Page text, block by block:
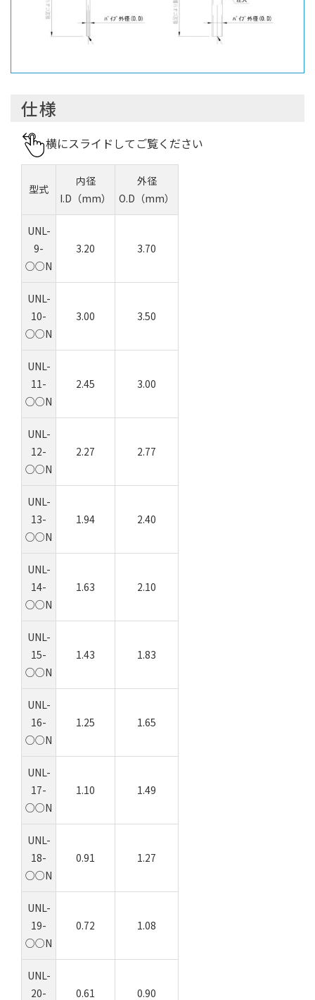
仕様
横にスライドしてご覧ください
型式
内径
I.D（mm）
外径
O.D（mm）
UNL-
9-
○○N
3.20 3.70
UNL-
10-
○○N
3.00 3.50
UNL-
11-
○○N
2.45 3.00
UNL-
12-
○○N
2.27 2.77
UNL-
13-
○○N
1.94 2.40
UNL-
14-
○○N
1.63 2.10
UNL-
15-
○○N
1.43 1.83
UNL-
16-
○○N
1.25 1.65
UNL-
17-
○○N
1.10 1.49
UNL-
18-
○○N
0.91 1.27
UNL-
19-
○○N
0.72 1.08
UNL-
20-
0.61 0.90